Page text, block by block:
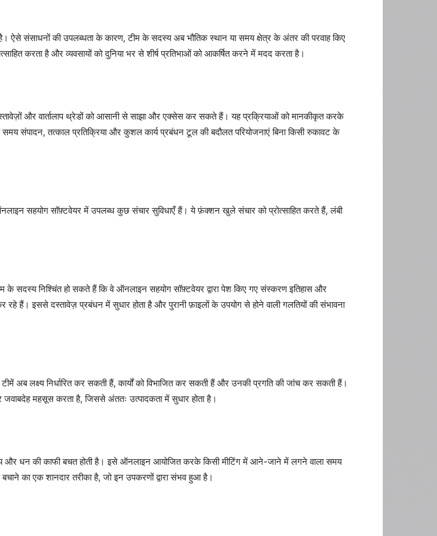
ऐसे संसाधनों की उपलब्धता के कारण, टीम के सदस्य अब भौतिक स्थान या समय क्षेत्र के अंतर की परवाह किए
करता है और व्यवसायों को दुनिया भर से शीर्ष प्रतिभाओं को आकर्षित करने में मदद करता है।
और वार्तालाप थ्रेडों को आसानी से साझा और एक्सेस कर सकते हैं। यह प्रक्रियाओं को मानकीकृत करके
संपादन, तत्काल प्रतिक्रिया और कुशल कार्य प्रबंधन टूल की बदौलत परियोजनाएं बिना किसी रुकावट के
सहयोग सॉफ़्टवेयर में उपलब्ध कुछ संचार सुविधाएँ हैं। ये फ़ंक्शन खुले संचार को प्रोत्साहित करते हैं, लंबी
सदस्य निश्चिंत हो सकते हैं कि वे ऑनलाइन सहयोग सॉफ़्टवेयर द्वारा पेश किए गए संस्करण इतिहास और
हैं। इससे दस्तावेज़ प्रबंधन में सुधार होता है और पुरानी फ़ाइलों के उपयोग से होने वाली गलतियों की संभावना
अब लक्ष्य निर्धारित कर सकती हैं, कार्यों को विभाजित कर सकती हैं और उनकी प्रगति की जांच कर सकती हैं।
महसूस करता है, जिससे अंततः उत्पादकता में सुधार होता है।
और धन की काफी बचत होती है। इसे ऑनलाइन आयोजित करके किसी मीटिंग में आने-जाने में लगने वाला समय
का एक शानदार तरीका है, जो इन उपकरणों द्वारा संभव हुआ है।